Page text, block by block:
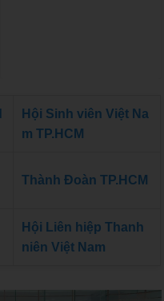
Hội Sinh viên Việt Na
m TP.HCM
Thành Đoàn TP.HCM
Hội Liên hiệp Thanh
niên Việt Nam